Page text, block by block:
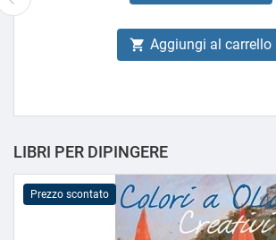
 Aggiungi al carrello
LIBRI PER DIPINGERE
Prezzo scontato